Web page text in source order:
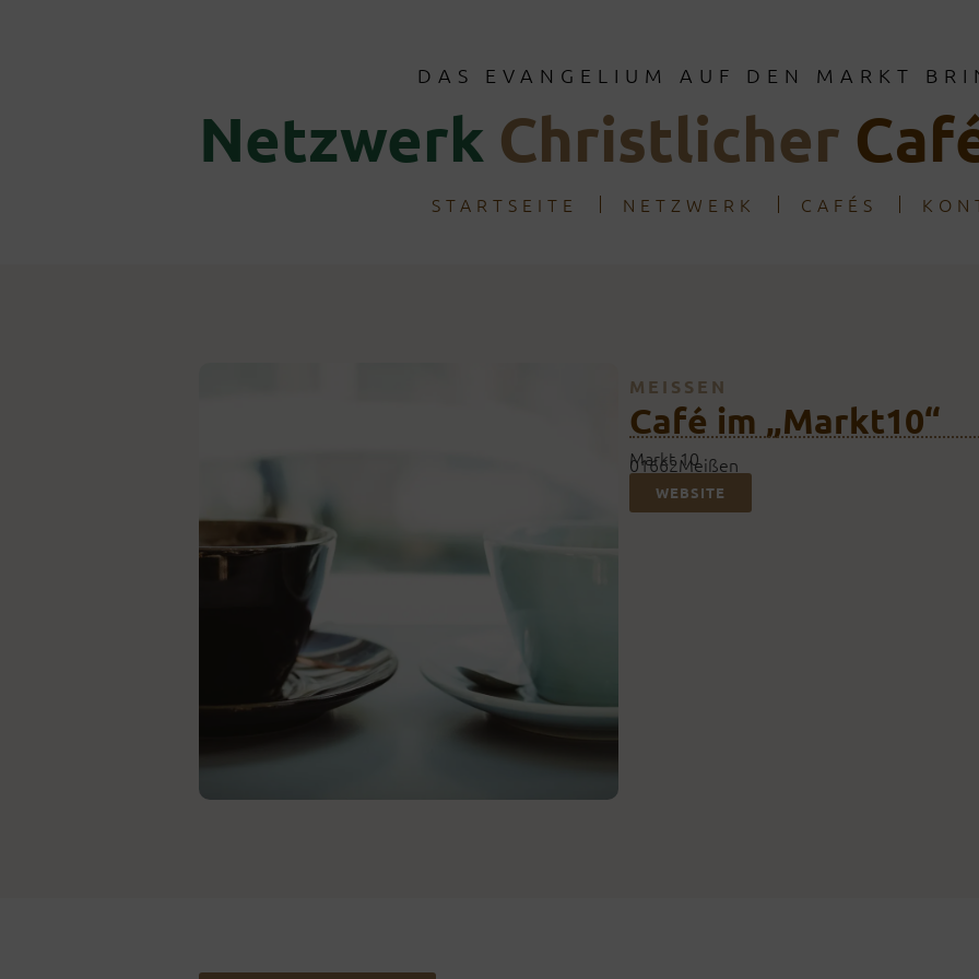
DAS EVANGELIUM AUF DEN MARKT
Netzwerk Christlicher
STARTSEITE NETZWERK CAFÉS
MEISSEN
Café im „Markt10“
Markt 10
01662Meißen
WEBSITE